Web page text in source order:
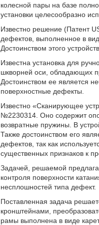
колесной пары на базе
установки целесообразно
Известно решение (Патент
дефектов, выполненное в
Достоинством этого
Известна установка для
шкворней оси, обладающих
Достоинством ее является
поверхностные дефекты.
Известно «Сканирующее
№2230314. Оно содержит
возвратные пружины. В
Также достоинством его
дефектов, так как
существенных признаков к
Задачей, решаемой
контроля поверхности
несплошностей типа дефект.
Поставленная задача
кронштейнами,
рамы выполнена в виде